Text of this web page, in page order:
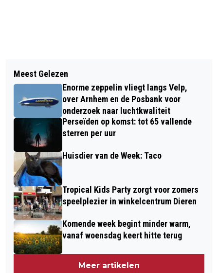
BINGO DOOR KV DIDERNA/VISSER
SLOOPWERKEN
GROOT SINTERKLAASFEEST IN VELP
Meest Gelezen
Enorme zeppelin vliegt langs Velp,
over Arnhem en de Posbank voor
onderzoek naar luchtkwaliteit
Perseïden op komst: tot 65 vallende
sterren per uur
Huisdier van de Week: Taco
Tropical Kids Party zorgt voor zomers
speelplezier in winkelcentrum Dieren
Komende week begint minder warm,
vanaf woensdag keert hitte terug
Meer artikelen